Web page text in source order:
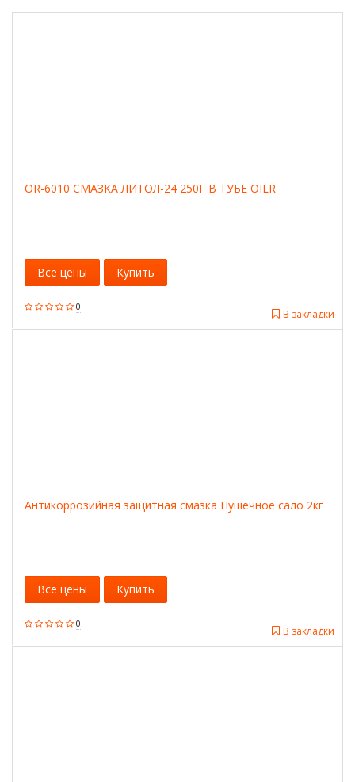
OR-6010 СМАЗКА ЛИТОЛ-24 250Г В ТУБЕ OILR
0
В закладки
Все цены Купить
Антикоррозийная защитная смазка Пушечное сало 2кг
0
В закладки
Все цены Купить